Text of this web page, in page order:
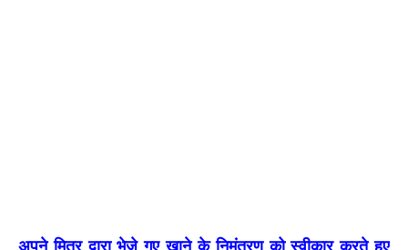
अपने मित्र द्वारा भेजे गए खाने के निमंत्रण को स्वीकार करते हुए